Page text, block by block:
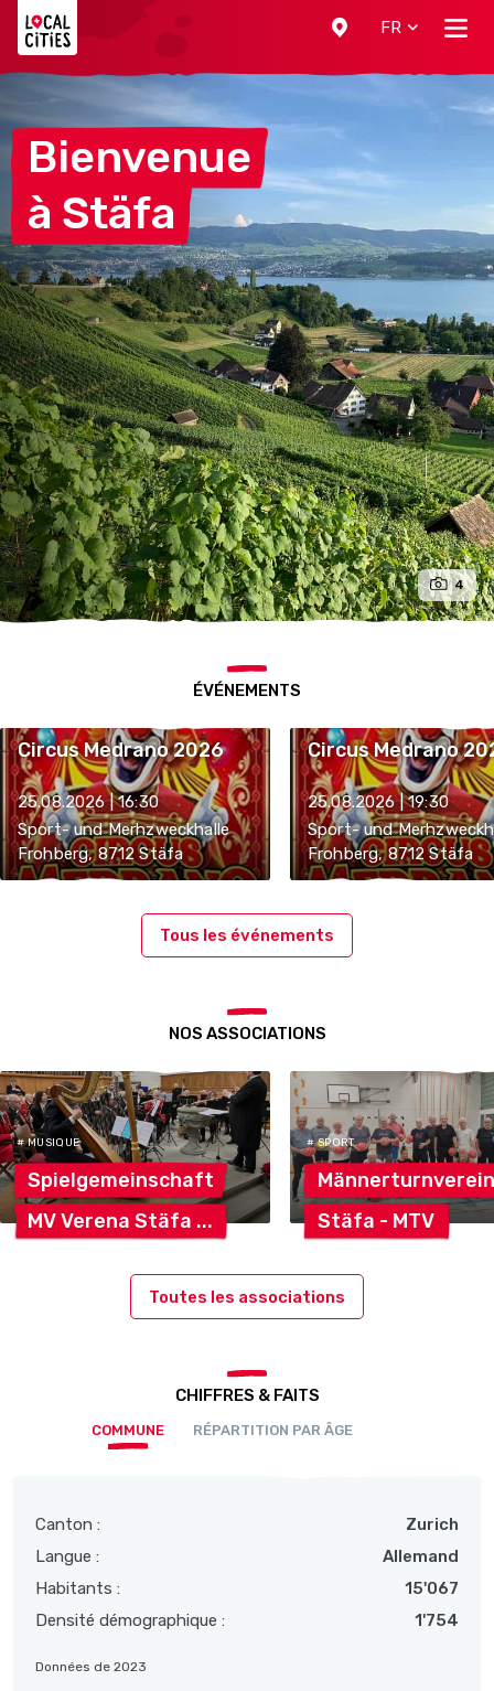
FR
Bienvenue
à Stäfa
4
ÉVÉNEMENTS
Circus Medrano 2026
25.08.2026 | 16:30
Sport- und Merhzweckhalle
Frohberg, 8712 Stäfa
Circus Medrano
25.08.2026 | 19:30
Sport- und
Frohberg, 8712 Stäfa
Tous les événements
NOS ASSOCIATIONS
# MUSIQUE
Spielgemeinschaft
MV Verena Stäfa
# SPORT
Männerturnverein
Stäfa - MTV
Toutes les associations
CHIFFRES & FAITS
COMMUNE RÉPARTITION PAR ÂGE
Canton :
Zurich
Langue :
Allemand
Habitants :
15'067
Densité démographique :
1'754
Données de 2023